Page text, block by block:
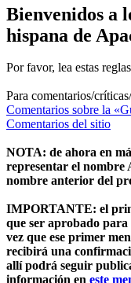
Bienvenidos a
hispana de
Por favor, lea estas
Para comentarios/
Comentarios sobre la
Comentarios del sitio
NOTA: de ahora en
representar el nombre
nombre anterior del
IMPORTANTE: el
que ser aprobado
vez que ese primer
recibirá una
allí podrá seguir
información en este